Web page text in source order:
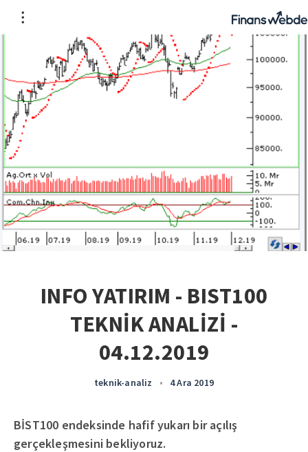
INFO YATIRIM - BIST100
TEKNİK ANALİZİ -
04.12.2019
teknik-analiz • 4 Ara 2019
BİST100 endeksinde hafif yukarı bir açılış
gerçekleşmesini bekliyoruz.